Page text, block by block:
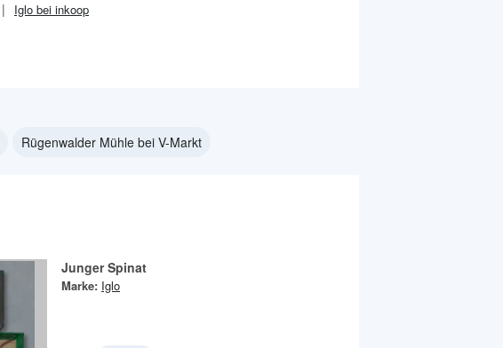
Iglo bei inkoop
Rügenwalder Mühle bei V-Markt
Junger Spinat
Marke: Iglo